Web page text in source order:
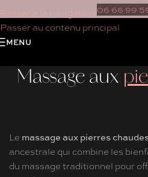
Passer à la navigation
Passer au contenu principal
06 66 99
MENU
Massage aux
​Le massage aux pierres
ancestrale qui combine les
du massage traditionnel pour